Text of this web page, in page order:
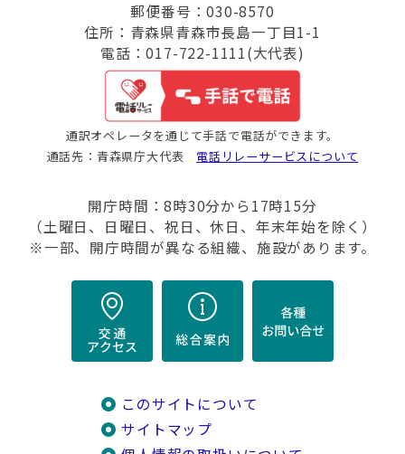
郵便番号：030-8570
住所：青森県青森市長島一丁目1-1
電話：017-722-1111(大代表)
通訳オペレータを通じて手話で電話ができます。
通話先：青森県庁大代表 電話リレーサービスについて
開庁時間：8時30分から17時15分
（土曜日、日曜日、祝日、休日、年末年始を除く）
※一部、開庁時間が異なる組織、施設があります。
このサイトについて
サイトマップ